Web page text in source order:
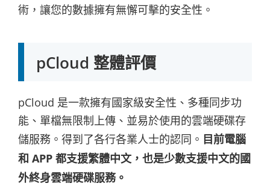
術，讓您的數據擁有無懈可擊的安全性。
pCloud 整體評價
pCloud 是一款擁有國家級安全性、多種同步功
能、單檔無限制上傳、並易於使用的雲端硬碟存
儲服務。得到了各行各業人士的認同。 目前電腦
和 APP 都支援繁體中文，也是少數支援中文的國
外終身雲端硬碟服務。